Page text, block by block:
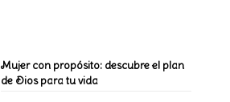
Mujer con propósito: descubre el plan
de Dios para tu vida